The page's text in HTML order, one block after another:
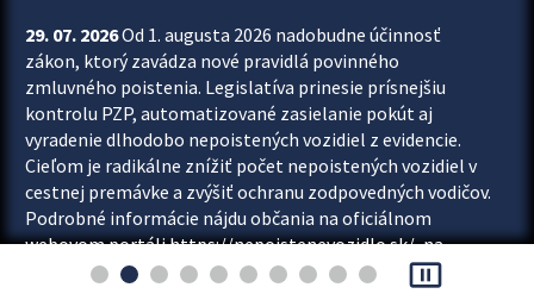
29. 07. 2026Od 1. augusta 2026 nadobudne účinnosť
zákon, ktorý zavádza nové pravidlá povinného
zmluvného poistenia. Legislatíva prinesie prísnejšiu
kontrolu PZP, automatizované zasielanie pokút aj
vyradenie dlhodobo nepoistených vozidiel z evidencie.
Cieľom je radikálne znížiť počet nepoistených vozidiel v
cestnej premávke a zvýšiť ochranu zodpovedných vodičov.
Podrobné informácie nájdu občania na oficiálnom
webovom portáli https://nepoistenevozidlo.sk/, na
ktorom od augusta pribudne aj možnosť overiť si...
pause_presentation